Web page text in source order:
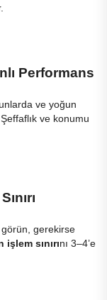
Performans
ve yoğun
ve konumu
gerekirse
işlem sınırını 3–4’e